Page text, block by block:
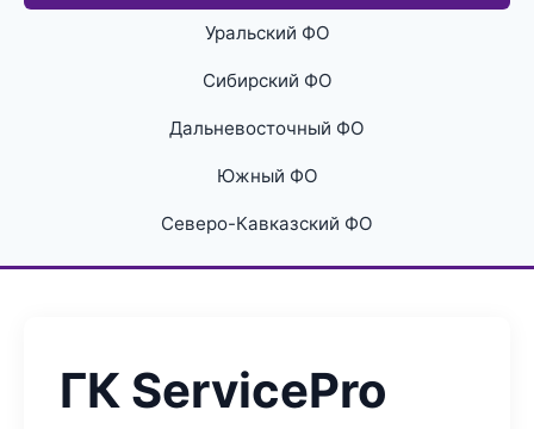
Уральский ФО
Сибирский ФО
Дальневосточный ФО
Южный ФО
Северо-Кавказский ФО
ГК ServicePro